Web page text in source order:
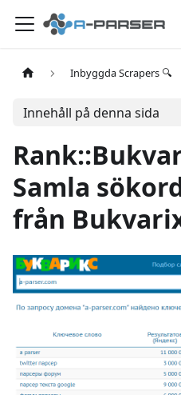
Inbyggda Scrapers 🔍
Innehåll på denna sida
Samla
från